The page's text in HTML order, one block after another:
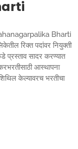
Bharti
रिक्त पदांवर नियुक्ती
प्रस्ताव सादर करण्यात
आस्थापना
केल्यावरच भरतीचा